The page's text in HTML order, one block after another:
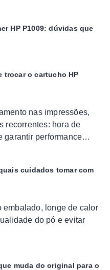
HP P1009: dúvidas que
trocar o cartucho HP
nas impressões,
recorrentes: hora de
garantir performance
cuidados tomar com
embalado, longe de calor
do pó e evitar
muda do original para o